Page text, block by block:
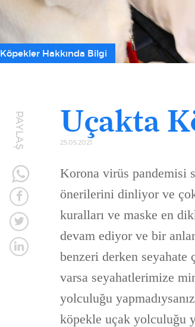
PAYLAŞ
Köpekler Hakkında Bilgi
Uçakta
25.05.2021
Korona virüs pandemisi
önerilerini dinliyor ve çok
kuralları ve maske en
devam ediyor ve bir
benzeri derken seyahate
varsa seyahatlerimize
yolculuğu
köpekle uçak yolculuğu